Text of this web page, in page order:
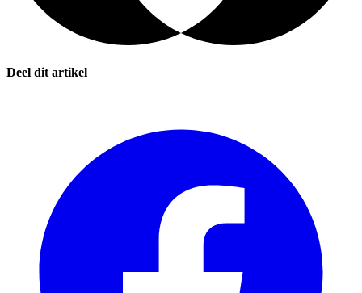
Deel dit artikel